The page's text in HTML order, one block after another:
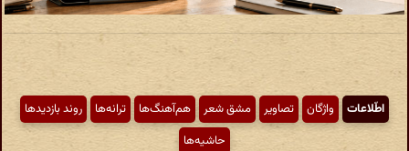
اطّلاعات واژگان تصاویر مشق شعر هم‌آهنگ‌ها ترانه‌ها
روند بازدیدها
حاشیه‌ها